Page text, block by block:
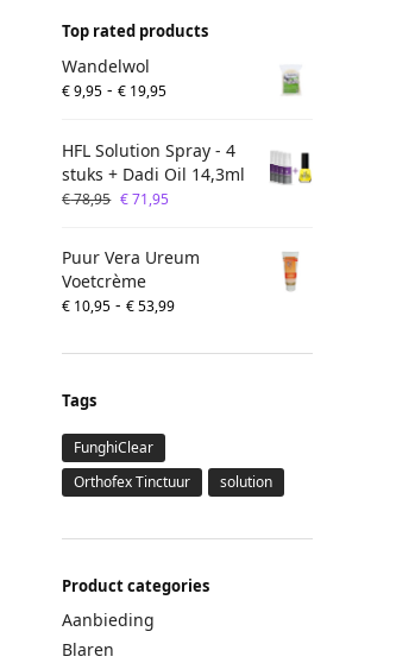
Top rated products
Wandelwol
€9,95 - € 19,95
HFL Solution Spray - 4
stuks + Dadi Oil 14,3ml
€78,95 €71,95
Puur Vera Ureum
Voetcrème
€ 10,95 - €53,99
Tags
FunghiClear
Orthofex Tinctuur
solution
Product categories
Aanbieding
Blaren